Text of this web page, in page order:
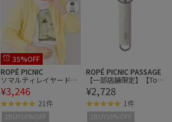
35%OFF
ROPÉ PICNIC
ソマルティレイヤード風
ベーシックカーディガ
ン/UVカット・吸水速
乾・遮熱
¥3,246
21件
2BUY10%OFF
ROPÉ PICNIC PASSAGE
【一部店舗限定】【Toff
y/トフィー】3WAYひん
やりファン
¥2,728
1件
2BUY10%OFF